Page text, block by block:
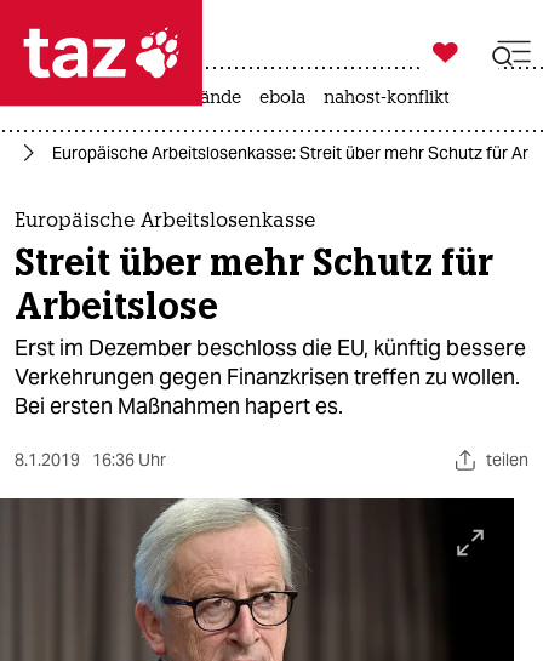
 taz zahl ich
taz zahl ich
themen
politik
öko
gesellschaft
sport

taz zahl ich
waldbrände ebola nahost-konflikt
Europäische Arbeitslosenkasse: Streit über mehr Schutz für
Europäische Arbeitslosenkasse
Streit über mehr Schutz für
Arbeitslose
Erst im Dezember beschloss die EU, künftig bessere
Verkehrungen gegen Finanzkrisen treffen zu wollen.
Bei ersten Maßnahmen hapert es.
8.1.2019 16:36 Uhr teilen